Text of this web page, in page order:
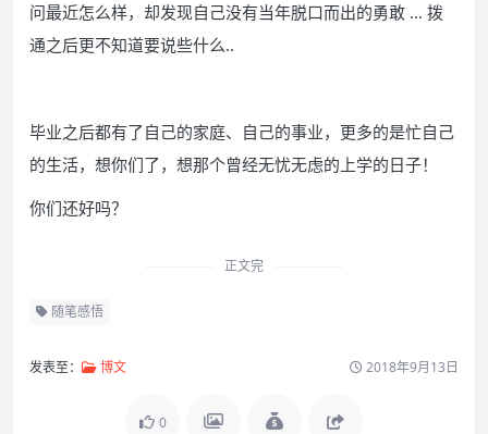
问最近怎么样，却发现自己没有当年脱口而出的勇敢 … 拨
通之后更不知道要说些什么..
毕业之后都有了自己的家庭、自己的事业，更多的是忙自己
的生活，想你们了，想那个曾经无忧无虑的上学的日子！
你们还好吗？
正文完
随笔感悟
发表至： 博文 2018年9月13日
0